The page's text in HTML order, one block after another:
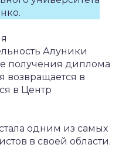
Алуники
получения диплома
возвращается в
в Центр
одним из самых
в своей области.